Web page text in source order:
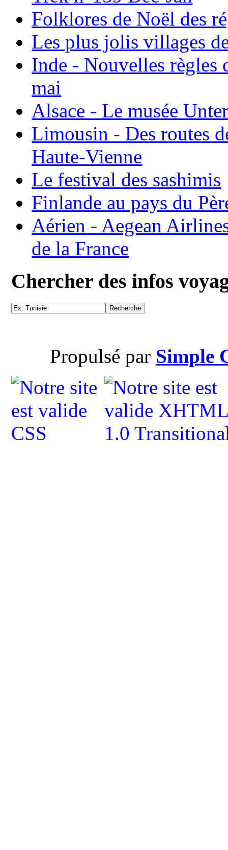
Folklores de Noël des
Les plus jolis villages
Inde - Nouvelles règles
mai
Alsace - Le musée
Limousin - Des routes
Haute-Vienne
Le festival des sashimis
Finlande au pays du
Aérien - Aegean
de la France
Chercher des infos
Propulsé par Simple